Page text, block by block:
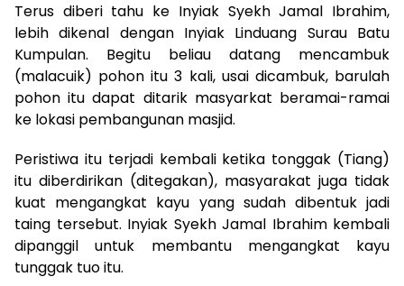
Terus diberi tahu ke Inyiak Syekh Jamal Ibrahim,
lebih dikenal dengan Inyiak Linduang Surau Batu
Kumpulan. Begitu beliau datang mencambuk
(malacuik) pohon itu 3 kali, usai dicambuk, barulah
pohon itu dapat ditarik masyarkat beramai-ramai
ke lokasi pembangunan masjid.
Peristiwa itu terjadi kembali ketika tonggak (Tiang)
itu diberdirikan (ditegakan), masyarakat juga tidak
kuat mengangkat kayu yang sudah dibentuk jadi
taing tersebut. Inyiak Syekh Jamal Ibrahim kembali
dipanggil untuk membantu mengangkat kayu
tunggak tuo itu.